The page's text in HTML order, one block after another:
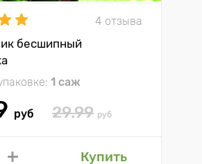
4 отзыва
бесшипный
1 саж
руб 29.99 руб
Купить